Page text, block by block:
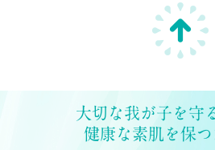
大切な我が子を守
健康な素肌を保つ